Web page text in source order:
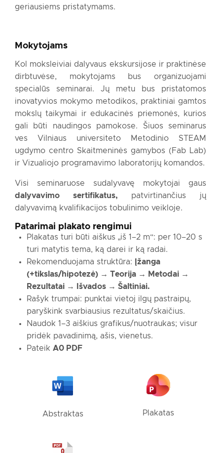
geriausiems pristatymams.
Mokytojams
Kol moksleiviai dalyvaus ekskursijose ir praktinėse
dirbtuvėse, mokytojams bus organizuojami
specialūs seminarai. Jų metu bus pristatomos
inovatyvios mokymo metodikos, praktiniai gamtos
mokslų taikymai ir edukacinės priemonės, kurios
gali būti naudingos pamokose. Šiuos seminarus
ves Vilniaus universiteto Metodinio STEAM
ugdymo centro Skaitmeninės gamybos (Fab Lab)
ir Vizualiojo programavimo laboratorijų komandos.
Visi seminaruose sudalyvavę mokytojai gaus
dalyvavimo sertifikatus, patvirtinančius jų
dalyvavimą kvalifikacijos tobulinimo veikloje.
Patarimai plakato rengimui
Plakatas turi būti aiškus „iš 1–2 m“: per 10–20 s
turi matytis tema, ką darei ir ką radai.
Rekomenduojama struktūra:
Įžanga
(+tikslas/hipotezė) → Teorija → Metodai →
Rezultatai → Išvados → Šaltiniai.
Rašyk trumpai: punktai vietoj ilgų pastraipų,
paryškink svarbiausius rezultatus/skaičius.
Naudok 1–3 aiškius grafikus/nuotraukas; visur
pridėk pavadinimą, ašis, vienetus.
Pateik A0 PDF
Abstraktas Plakatas